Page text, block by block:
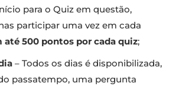
para o Quiz em questão,
participar uma vez em cada
até 500 pontos por cada quiz;
– Todos os dias é disponibilizada,
passatempo, uma pergunta